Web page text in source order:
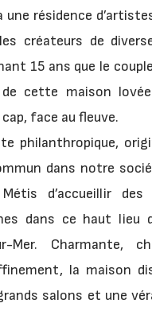
résidence
créateurs de
15 ans que le
cette maison
cap, face au fleuve.
philanthropique,
dans notre
d’accueillir des
dans ce haut lieu
Mer. Charmante,
la maison
salons et une